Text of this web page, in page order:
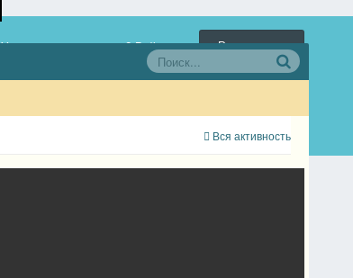
Уже зарегистрированы? Войти Регистрация
Вся активность